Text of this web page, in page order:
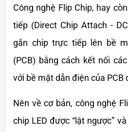
Công nghệ Flip Chip, hay
tiếp (Direct Chip Attach -
gắn chip trực tiếp lên bề
(PCB) bằng cách kết nối
với bề mặt dẫn điện của PCB
Nên về cơ bản, công nghệ
chip LED được “lật ngược”